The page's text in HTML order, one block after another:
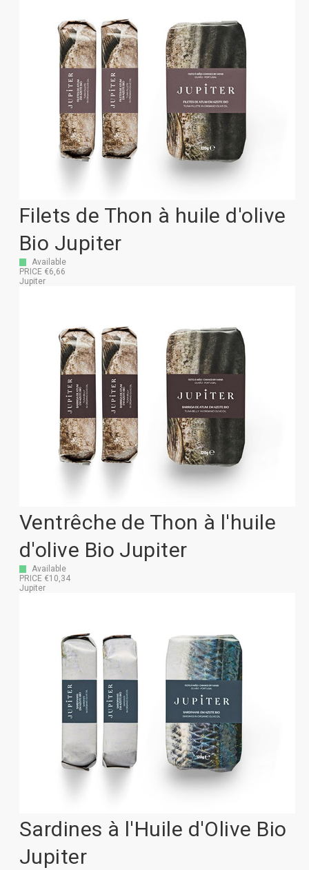
Filets de Thon à huile d'olive
Bio Jupiter
Available
PRICE €6,66
Jupiter
Ventrêche de Thon à l'huile
d'olive Bio Jupiter
Available
PRICE €10,34
Jupiter
Sardines à l'Huile d'Olive Bio
Jupiter